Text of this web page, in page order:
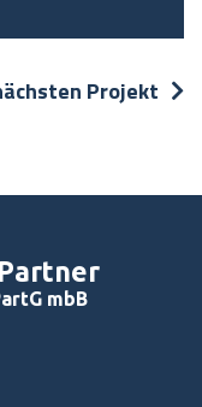
Projekt
mbB